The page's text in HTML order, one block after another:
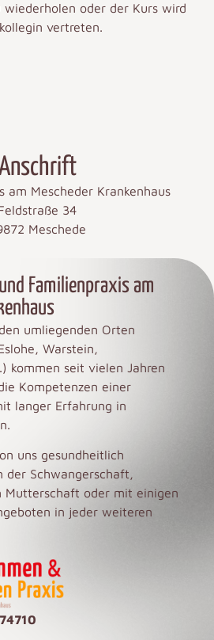
wiederholen oder der Kurs wird
vertreten.
am Mescheder Krankenhaus
34
Meschede
Familienpraxis am
umliegenden Orten
Warstein,
kommen seit vielen Jahren
Kompetenzen einer
langer Erfahrung in
uns gesundheitlich
der Schwangerschaft,
Mutterschaft oder mit einigen
in jeder weiteren